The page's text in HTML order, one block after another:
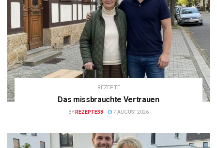
REZEPTE
Das missbrauchte Vertrauen
BY REZEPTE38 7 AUGUST 2026